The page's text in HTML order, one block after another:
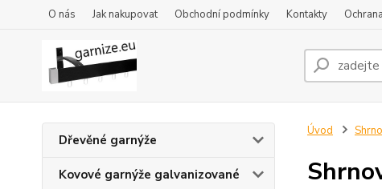
O nás Jak nakupovat Obchodní podmínky Kontakty
Dřevěné garnýže
Kovové garnýže galvanizované
Úvod